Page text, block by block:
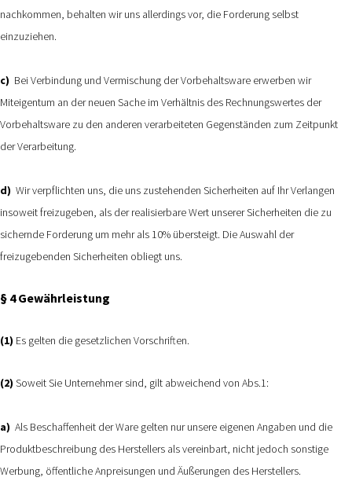
nachkommen, behalten wir uns allerdings vor, die Forderung selbst
einzuziehen.
c) Bei Verbindung und Vermischung der Vorbehaltsware erwerben wir
Miteigentum an der neuen Sache im Verhältnis des Rechnungswertes der
Vorbehaltsware zu den anderen verarbeiteten Gegenständen zum Zeitpunkt
der Verarbeitung.
d) Wir verpflichten uns, die uns zustehenden Sicherheiten auf Ihr Verlangen
insoweit freizugeben, als der realisierbare Wert unserer Sicherheiten die zu
sichernde Forderung um mehr als 10% übersteigt. Die Auswahl der
freizugebenden Sicherheiten obliegt uns.
§ 4 Gewährleistung
(1) Es gelten die gesetzlichen Vorschriften.
(2) Soweit Sie Unternehmer sind, gilt abweichend von Abs.1:
a) Als Beschaffenheit der Ware gelten nur unsere eigenen Angaben und die
Produktbeschreibung des Herstellers als vereinbart, nicht jedoch sonstige
Werbung, öffentliche Anpreisungen und Äußerungen des Herstellers.